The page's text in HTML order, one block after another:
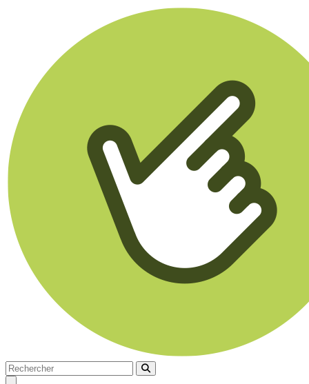
Rechercher
Rechercher